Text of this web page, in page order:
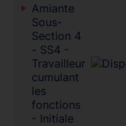
Amiante
Sous-
Section 4
- SS4 -
Travailleur
cumulant
les
fonctions
- Initiale